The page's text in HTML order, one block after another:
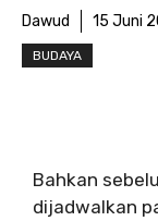
Dawud 15 Juni
BUDAYA
Bahkan
dijadwalkan